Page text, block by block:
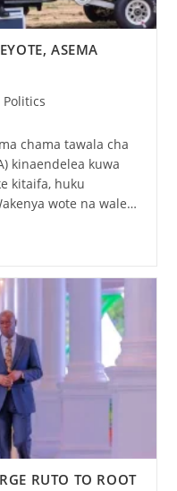
ASEMA
Politics
chama tawala cha
kinaendelea kuwa
kitaifa, huku
wote na wale…
RUTO TO ROOT